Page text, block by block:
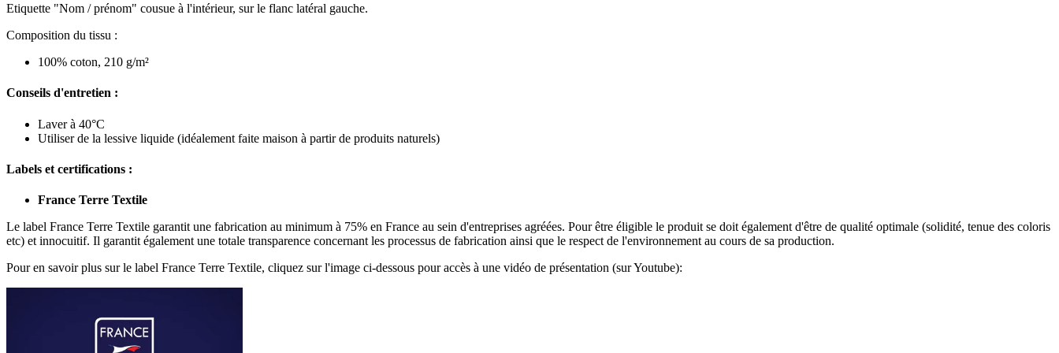
Etiquette "Nom / prénom" cousue à l'intérieur, sur le flanc latéral gauche.
Composition du tissu :
100% coton, 210 g/m²
Conseils d'entretien :
Laver à 40°C
Utiliser de la lessive liquide (idéalement faite maison à partir de produits naturels)
Labels et certifications :
France Terre Textile
Le label France Terre Textile garantit une fabrication au minimum à 75% en France au sein d'entreprises agréées. Pour être éligible le produit se doit également d'être de qualité optimale (solidité, tenue des coloris
etc) et innocuitif. Il garantit également une totale transparence concernant les processus de fabrication ainsi que le respect de l'environnement au cours de sa production.
Pour en savoir plus sur le label France Terre Textile, cliquez sur l'image ci-dessous pour accès à une vidéo de présentation (sur Youtube):